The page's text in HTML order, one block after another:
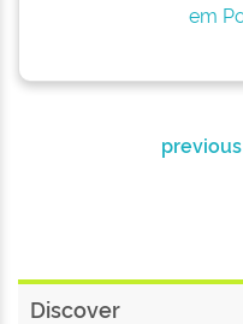
em
previous
Discover